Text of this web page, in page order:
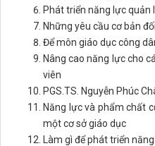
Phát triển năng lực quản
Những yêu cầu cơ bản
Để môn giáo dục công
Nâng cao năng lực cho
viên
PGS.TS. Nguyễn Phúc
Năng lực và phẩm chất
một cơ sở giáo dục
Làm gì để phát triển